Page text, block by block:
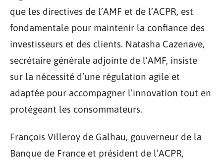
que les directives de l’AMF et de l’ACPR, est
fondamentale pour maintenir la confiance des
investisseurs et des clients. Natasha Cazenave,
secrétaire générale adjointe de l’AMF, insiste
sur la nécessité d’une régulation agile et
adaptée pour accompagner l’innovation tout en
protégeant les consommateurs.
François Villeroy de Galhau, gouverneur de la
Banque de France et président de l’ACPR,